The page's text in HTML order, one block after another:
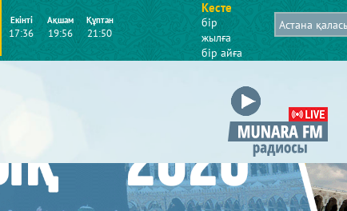
Екінті
17:36
Ақшам
19:56
Құптан
21:50
Кесте
бір
жылға
бір айға